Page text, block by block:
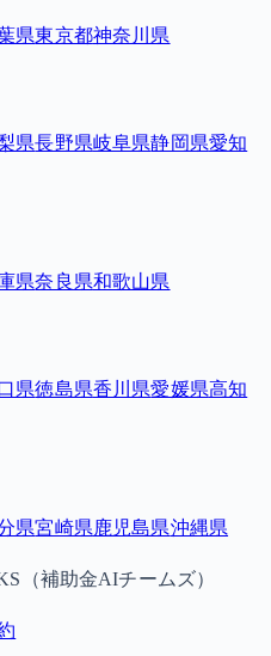
県東京都神奈川県
県長野県岐阜県静岡県愛知
県奈良県和歌山県
県徳島県香川県愛媛県高知
県宮崎県鹿児島県沖縄県
（補助金AIチームズ）